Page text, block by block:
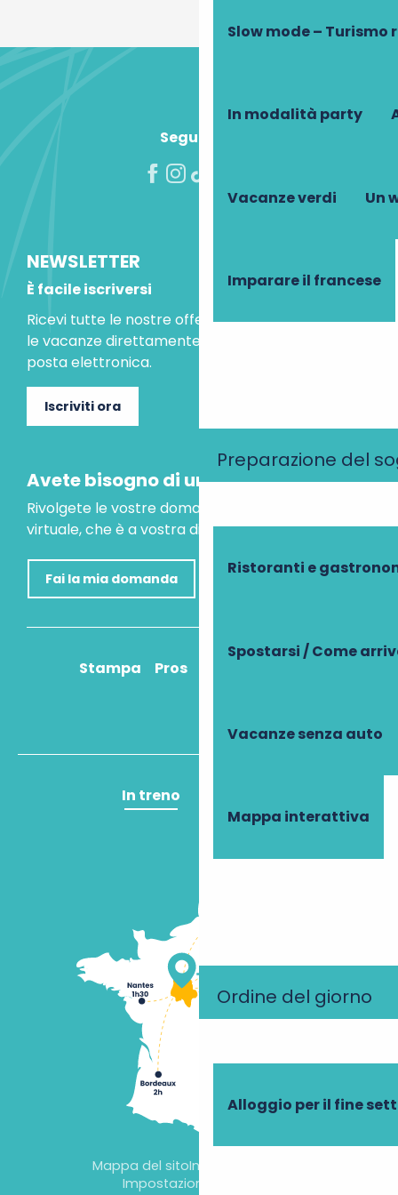
Slow mode – Turismo
In modalità party
Vacanze verdi Un
Imparare il francese
Preparazione del
Ristoranti e
Spostarsi / Come
Vacanze senza auto
Mappa interattiva
Ordine del giorno
Alloggio per il fine
Seguiteci!
NEWSLETTER
È facile iscriversi
Ricevi tutte le nostre offerte speciali e le idee per
le vacanze direttamente nella tua casella di
posta elettronica.
Iscriviti ora
Avete bisogno di un consiglio?
Rivolgete le vostre domande al nostro assistente
virtuale, che è a vostra disposizione per aiutarvi.
Fai la mia domanda
Stampa Pros
In treno
Mappa del sitoInformazioni legali
Impostazioni dei cookie